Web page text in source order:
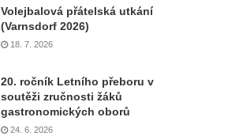
Volejbalová přátelská utkání
(Varnsdorf 2026)
18. 7. 2026
20. ročník Letního přeboru v
soutěži zručnosti žáků
gastronomických oborů
24. 6. 2026